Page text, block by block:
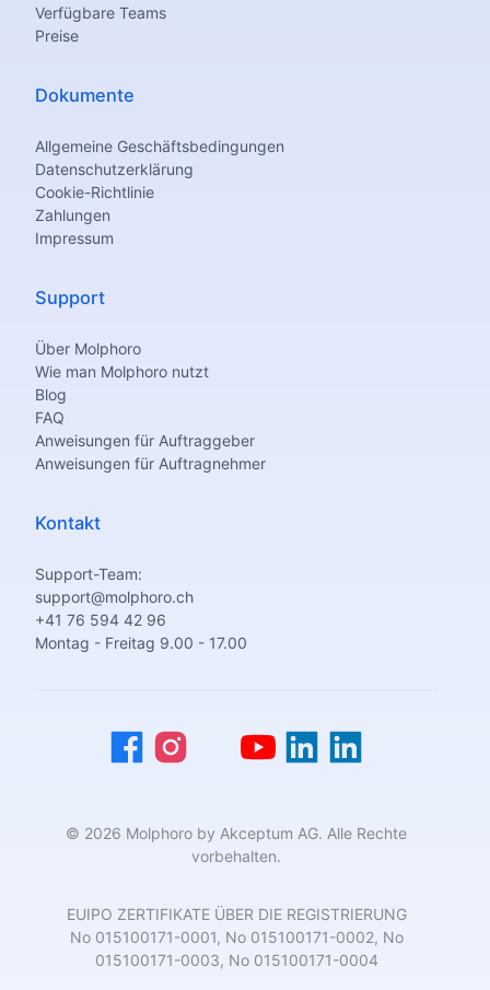
Verfügbare Teams
Preise
Dokumente
Allgemeine Geschäftsbedingungen
Datenschutzerklärung
Cookie-Richtlinie
Zahlungen
Impressum
Support
Über Molphoro
Wie man Molphoro nutzt
Blog
FAQ
Anweisungen für Auftraggeber
Anweisungen für Auftragnehmer
Kontakt
Support-Team:
support@molphoro.ch
+41 76 594 42 96
Montag - Freitag 9.00 - 17.00
© 2026 Molphoro by Akceptum AG. Alle Rechte
vorbehalten.
EUIPO ZERTIFIKATE ÜBER DIE REGISTRIERUNG
No 015100171-0001, No 015100171-0002, No
015100171-0003, No 015100171-0004